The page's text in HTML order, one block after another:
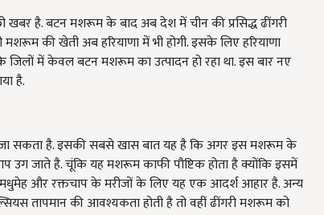
है. बटन मशरूम के बाद अब देश में चीन की प्रसिद्ध ढींगरी
की खेती अब हरियाणा में भी होगी. इसके लिए हरियाणा
जिलों में केवल बटन मशरूम का उत्पादन हो रहा था. इस बार नए
है.
सकता है. इसकी सबसे खास बात यह है कि अगर इस मशरूम के
जाते है. चूंकि यह मशरूम काफी पौष्टिक होता है क्योंकि इसमें
मधुमेह और रक्तचाप के मरीजों के लिए यह एक आदर्श आहार है. अन्य
तापमान की आवश्यकता होती है तो वहीं ढींगरी मशरूम को